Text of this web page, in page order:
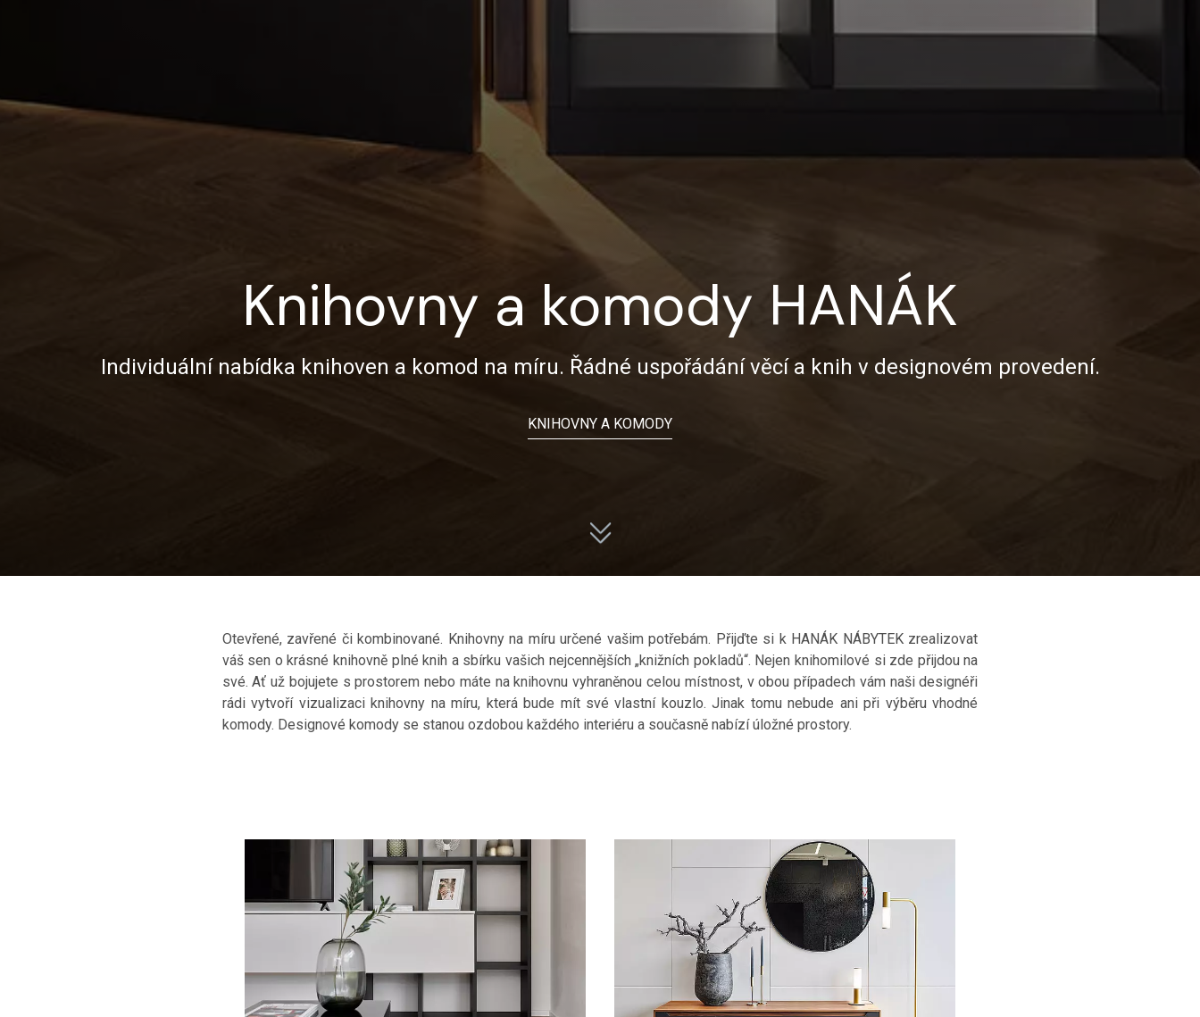
Knihovny a komody HANÁK
Individuální nabídka knihoven a komod na míru. Řádné uspořádání věcí a knih v designovém provedení.
KNIHOVNY A KOMODY
Otevřené, zavřené či kombinované. Knihovny na míru určené vašim potřebám. Přijďte si k HANÁK NÁBYTEK zrealizovat
váš sen o krásné knihovně plné knih a sbírku vašich nejcennějších „knižních pokladů“. Nejen knihomilové si zde přijdou na
své. Ať už bojujete s prostorem nebo máte na knihovnu vyhraněnou celou místnost, v obou případech vám naši designéři
rádi vytvoří vizualizaci knihovny na míru, která bude mít své vlastní kouzlo. Jinak tomu nebude ani při výběru vhodné
komody. Designové komody se stanou ozdobou každého interiéru a současně nabízí úložné prostory.